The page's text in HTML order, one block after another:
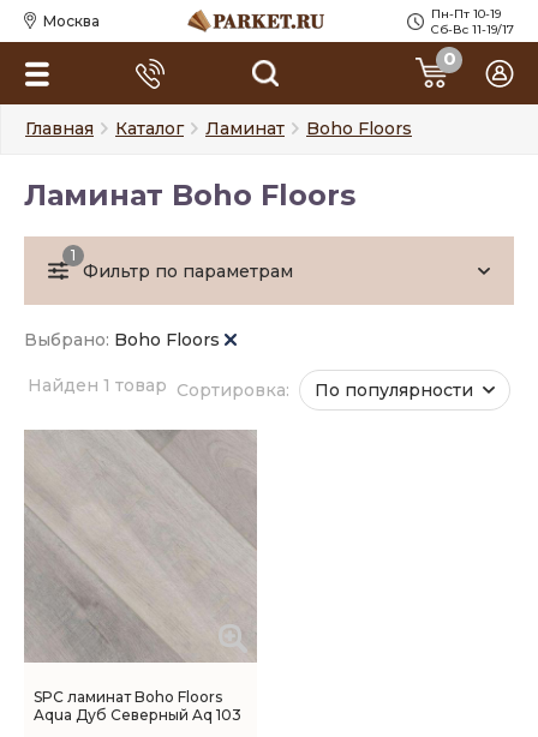
Москва
Пн-Пт 10-19
Сб-Вс 11-19/17
0
Главная Каталог Ламинат Boho Floors
Ламинат Boho Floors
1
Фильтр по параметрам
Выбрано: Boho Floors
Найден 1 товар Сортировка: По популярности
SPC ламинат Boho Floors
Aqua Дуб Северный Aq 103